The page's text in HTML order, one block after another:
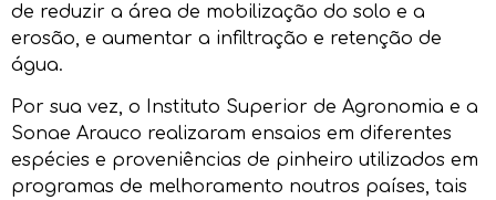
de reduzir a área de mobilização do solo e a
erosão, e aumentar a infiltração e retenção de
água.
Por sua vez, o Instituto Superior de Agronomia e a
Sonae Arauco realizaram ensaios em diferentes
espécies e proveniências de pinheiro utilizados em
programas de melhoramento noutros países, tais